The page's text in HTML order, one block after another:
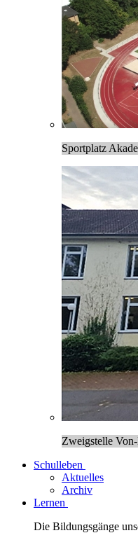
Sportplatz
Zweigstelle
Schulleben
Aktuelles
Archiv
Lernen
Die Bildungsgänge